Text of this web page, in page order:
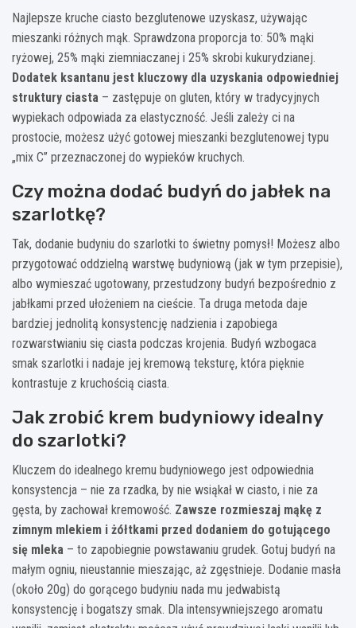
Najlepsze kruche ciasto bezglutenowe uzyskasz, używając
mieszanki różnych mąk. Sprawdzona proporcja to: 50% mąki
ryżowej, 25% mąki ziemniaczanej i 25% skrobi kukurydzianej.
Dodatek ksantanu jest kluczowy dla uzyskania odpowiedniej
struktury ciasta – zastępuje on gluten, który w tradycyjnych
wypiekach odpowiada za elastyczność. Jeśli zależy ci na
prostocie, możesz użyć gotowej mieszanki bezglutenowej typu
„mix C” przeznaczonej do wypieków kruchych.
Czy można dodać budyń do jabłek na
szarlotkę?
Tak, dodanie budyniu do szarlotki to świetny pomysł! Możesz albo
przygotować oddzielną warstwę budyniową (jak w tym przepisie),
albo wymieszać ugotowany, przestudzony budyń bezpośrednio z
jabłkami przed ułożeniem na cieście. Ta druga metoda daje
bardziej jednolitą konsystencję nadzienia i zapobiega
rozwarstwianiu się ciasta podczas krojenia. Budyń wzbogaca
smak szarlotki i nadaje jej kremową teksturę, która pięknie
kontrastuje z kruchością ciasta.
Jak zrobić krem budyniowy idealny
do szarlotki?
Kluczem do idealnego kremu budyniowego jest odpowiednia
konsystencja – nie za rzadka, by nie wsiąkał w ciasto, i nie za
gęsta, by zachował kremowość. Zawsze rozmieszaj mąkę z
zimnym mlekiem i żółtkami przed dodaniem do gotującego
się mleka – to zapobiegnie powstawaniu grudek. Gotuj budyń na
małym ogniu, nieustannie mieszając, aż zgęstnieje. Dodanie masła
(około 20g) do gorącego budyniu nada mu jedwabistą
konsystencję i bogatszy smak. Dla intensywniejszego aromatu